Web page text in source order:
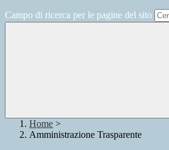
Campo di ricerca per le pagine del sito
Home >
Amministrazione Trasparente